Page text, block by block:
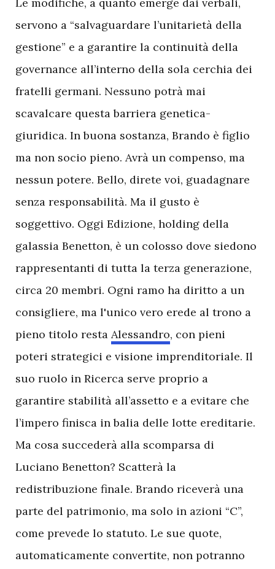
servono a “salvaguardare l’unitarietà della
gestione” e a garantire la continuità della
governance all’interno della sola cerchia dei
fratelli germani. Nessuno potrà mai
scavalcare questa barriera genetica-
giuridica. In buona sostanza, Brando è figlio
ma non socio pieno. Avrà un compenso, ma
nessun potere. Bello, direte voi, guadagnare
senza responsabilità. Ma il gusto è
soggettivo. Oggi Edizione, holding della
galassia Benetton, è un colosso dove siedono
rappresentanti di tutta la terza generazione,
circa 20 membri. Ogni ramo ha diritto a un
consigliere, ma l'unico vero erede al trono a
pieno titolo resta Alessandro, con pieni
poteri strategici e visione imprenditoriale. Il
suo ruolo in Ricerca serve proprio a
garantire stabilità all’assetto e a evitare che
l’impero finisca in balia delle lotte ereditarie.
Ma cosa succederà alla scomparsa di
Luciano Benetton? Scatterà la
redistribuzione finale. Brando riceverà una
parte del patrimonio, ma solo in azioni “C”,
come prevede lo statuto. Le sue quote,
automaticamente convertite, non potranno